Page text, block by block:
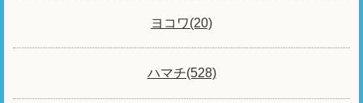
ヨコワ(20)
ハマチ(528)